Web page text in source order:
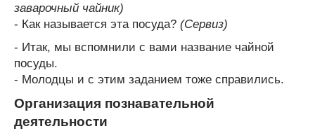
заварочный чайник)
- Как называется эта посуда? (Сервиз)
- Итак, мы вспомнили с вами название чайной
посуды.
- Молодцы и с этим заданием тоже справились.
Организация познавательной
деятельности